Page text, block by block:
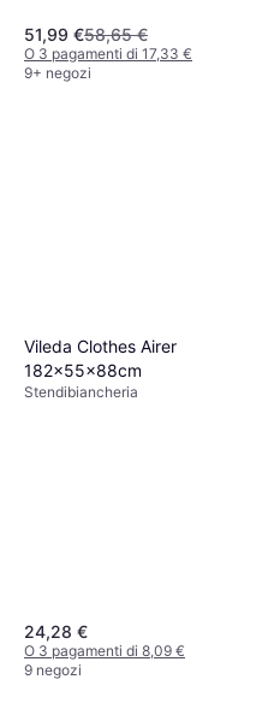
51,99 €58,65 €
O 3 pagamenti di 17,33 €
9+ negozi
Vileda Clothes Airer
182x55x88cm
Stendibiancheria
24,28 €
O 3 pagamenti di 8,09 €
9 negozi